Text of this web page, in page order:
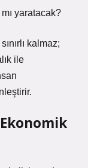
yaratacak?
kalmaz;
ile
Ekonomik